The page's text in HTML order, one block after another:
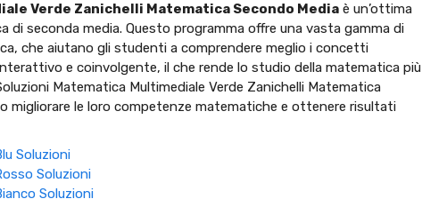
Verde Zanichelli Matematica Secondo Media è un’ottima
di seconda media. Questo programma offre una vasta gamma di
che aiutano gli studenti a comprendere meglio i concetti
e coinvolgente, il che rende lo studio della matematica più
Matematica Multimediale Verde Zanichelli Matematica
migliorare le loro competenze matematiche e ottenere risultati
Soluzioni
Soluzioni
Soluzioni